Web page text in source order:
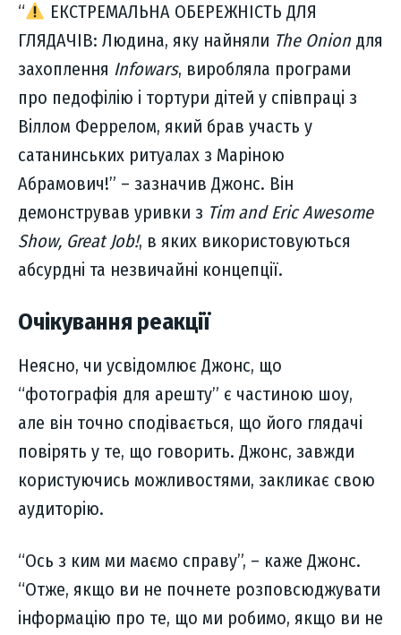
“
ЕКСТРЕМАЛЬНА ОБЕРЕЖНІСТЬ ДЛЯ
ГЛЯДАЧІВ: Людина, яку найняли The Onion для
захоплення Infowars, виробляла програми
про педофілію і тортури дітей у співпраці з
Віллом Феррелом, який брав участь у
сатанинських ритуалах з Маріною
Абрамович!” – зазначив Джонс. Він
демонстрував уривки з Tim and Eric Awesome
Show, Great Job!, в яких використовуються
абсурдні та незвичайні концепції.
Очікування реакції
Неясно, чи усвідомлює Джонс, що
“фотографія для арешту” є частиною шоу,
але він точно сподівається, що його глядачі
повірять у те, що говорить. Джонс, завжди
користуючись можливостями, закликає свою
аудиторію.
“Ось з ким ми маємо справу”, – каже Джонс.
“Отже, якщо ви не почнете розповсюджувати
інформацію про те, що ми робимо, якщо ви не